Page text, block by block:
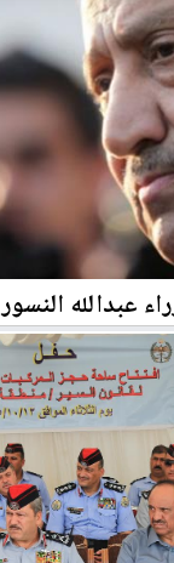
عبدالله النسور